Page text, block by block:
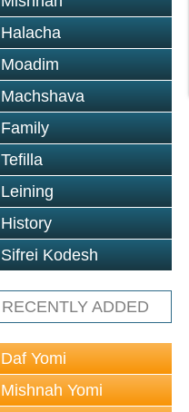
Halacha
Moadim
Machshava
Family
Tefilla
Leining
History
Sifrei Kodesh
RECENTLY ADDED
Daf Yomi
Mishnah Yomi